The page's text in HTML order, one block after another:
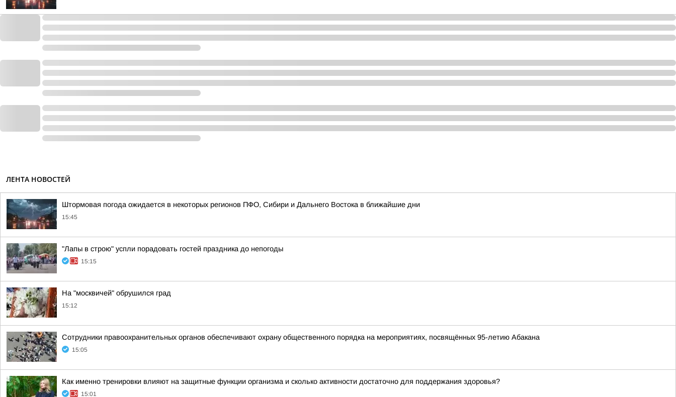
ЛЕНТА НОВОСТЕЙ
Штормовая погода ожидается в некоторых регионов ПФО, Сибири и Дальнего Востока в ближайшие дни
15:45
"Лапы в строю" успли порадовать гостей праздника до непогоды
15:15
На "москвичей" обрушился град
15:12
Сотрудники правоохранительных органов обеспечивают охрану общественного порядка на мероприятиях, посвящённых 95-летию Абакана
15:05
Как именно тренировки влияют на защитные функции организма и сколько активности достаточно для поддержания здоровья?
15:01